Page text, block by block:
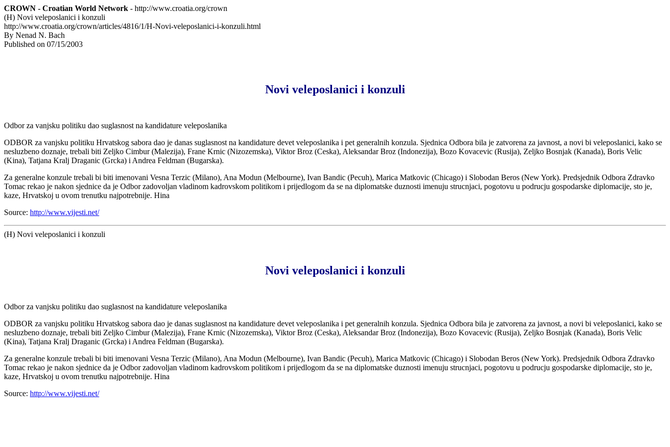
CROWN - Croatian World Network - http://www.croatia.org/crown
(H) Novi veleposlanici i konzuli
http://www.croatia.org/crown/articles/4816/1/H-Novi-veleposlanici-i-konzuli.html
By Nenad N. Bach
Published on 07/15/2003
Novi veleposlanici i konzuli
Odbor za vanjsku politiku dao suglasnost na kandidature veleposlanika
ODBOR za vanjsku politiku Hrvatskog sabora dao je danas suglasnost na kandidature devet veleposlanika i pet generalnih konzula. Sjednica Odbora bila je zatvorena za javnost, a novi bi veleposlanici, kako se
nesluzbeno doznaje, trebali biti Zeljko Cimbur (Malezija), Frane Krnic (Nizozemska), Viktor Broz (Ceska), Aleksandar Broz (Indonezija), Bozo Kovacevic (Rusija), Zeljko Bosnjak (Kanada), Boris Velic
(Kina), Tatjana Kralj Draganic (Grcka) i Andrea Feldman (Bugarska).
Za generalne konzule trebali bi biti imenovani Vesna Terzic (Milano), Ana Modun (Melbourne), Ivan Bandic (Pecuh), Marica Matkovic (Chicago) i Slobodan Beros (New York). Predsjednik Odbora Zdravko
Tomac rekao je nakon sjednice da je Odbor zadovoljan vladinom kadrovskom politikom i prijedlogom da se na diplomatske duznosti imenuju strucnjaci, pogotovu u podrucju gospodarske diplomacije, sto je,
kaze, Hrvatskoj u ovom trenutku najpotrebnije. Hina
Source: http://www.vijesti.net/
(H) Novi veleposlanici i konzuli
Novi veleposlanici i konzuli
Odbor za vanjsku politiku dao suglasnost na kandidature veleposlanika
ODBOR za vanjsku politiku Hrvatskog sabora dao je danas suglasnost na kandidature devet veleposlanika i pet generalnih konzula. Sjednica Odbora bila je zatvorena za javnost, a novi bi veleposlanici, kako se
nesluzbeno doznaje, trebali biti Zeljko Cimbur (Malezija), Frane Krnic (Nizozemska), Viktor Broz (Ceska), Aleksandar Broz (Indonezija), Bozo Kovacevic (Rusija), Zeljko Bosnjak (Kanada), Boris Velic
(Kina), Tatjana Kralj Draganic (Grcka) i Andrea Feldman (Bugarska).
Za generalne konzule trebali bi biti imenovani Vesna Terzic (Milano), Ana Modun (Melbourne), Ivan Bandic (Pecuh), Marica Matkovic (Chicago) i Slobodan Beros (New York). Predsjednik Odbora Zdravko
Tomac rekao je nakon sjednice da je Odbor zadovoljan vladinom kadrovskom politikom i prijedlogom da se na diplomatske duznosti imenuju strucnjaci, pogotovu u podrucju gospodarske diplomacije, sto je,
kaze, Hrvatskoj u ovom trenutku najpotrebnije. Hina
Source: http://www.vijesti.net/